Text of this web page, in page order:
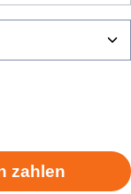
Wert ein